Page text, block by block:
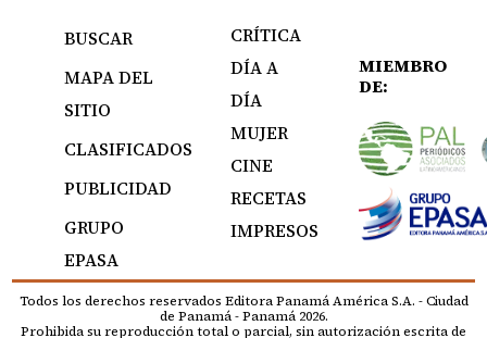
BUSCAR
MAPA DEL
SITIO
CLASIFICADOS
PUBLICIDAD
GRUPO
EPASA
CRÍTICA
DÍA A
DÍA
MUJER
CINE
RECETAS
IMPRESOS
MIEMBRO
DE:
Todos los derechos reservados Editora Panamá América S.A. - Ciudad
de Panamá - Panamá 2026.
Prohibida su reproducción total o parcial, sin autorización escrita de